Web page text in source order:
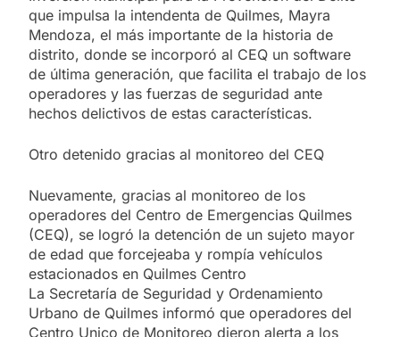
que impulsa la intendenta de Quilmes, Mayra
Mendoza, el más importante de la historia de
distrito, donde se incorporó al CEQ un software
de última generación, que facilita el trabajo de los
operadores y las fuerzas de seguridad ante
hechos delictivos de estas características.
Otro detenido gracias al monitoreo del CEQ
Nuevamente, gracias al monitoreo de los
operadores del Centro de Emergencias Quilmes
(CEQ), se logró la detención de un sujeto mayor
de edad que forcejeaba y rompía vehículos
estacionados en Quilmes Centro
La Secretaría de Seguridad y Ordenamiento
Urbano de Quilmes informó que operadores del
Centro Unico de Monitoreo dieron alerta a los